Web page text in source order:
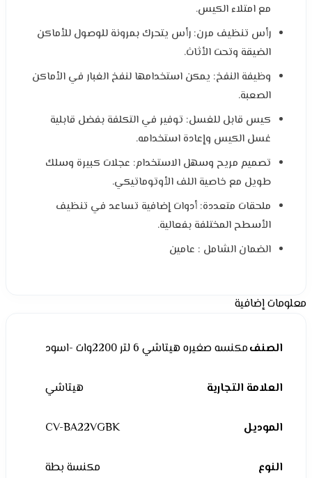
مع امتلاء الكيس.
رأس تنظيف مرن: رأس يتحرك بمرونة للوصول للأماكن
الضيقة وتحت الأثاث.
وظيفة النفخ: يمكن استخدامها لنفخ الغبار في الأماكن
الصعبة.
كيس قابل للغسل: توفير في التكلفة بفضل قابلية
غسل الكيس وإعادة استخدامه.
تصميم مريح وسهل الاستخدام: عجلات كبيرة وسلك
طويل مع خاصية اللف الأوتوماتيكي.
ملحقات متعددة: أدوات إضافية تساعد في تنظيف
الأسطح المختلفة بفعالية.
الضمان الشامل : عامين
معلومات إضافية
الصنفمكنسه صغيره هيتاشي 6 لتر 2200وات -اسود
العلامة التجارية هيتاشي
الموديل CV-BA22VGBK
النوع مكنسة بطة